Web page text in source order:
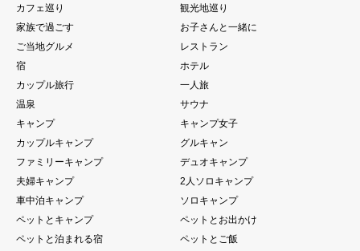
カフェ巡り
観光地巡り
家族で過ごす
お子さんと一緒に
ご当地グルメ
レストラン
宿
ホテル
カップル旅行
一人旅
温泉
サウナ
キャンプ
キャンプ女子
カップルキャンプ
グルキャン
ファミリーキャンプ
デュオキャンプ
夫婦キャンプ
2人ソロキャンプ
車中泊キャンプ
ソロキャンプ
ペットとキャンプ
ペットとお出かけ
ペットと泊まれる宿
ペットとご飯